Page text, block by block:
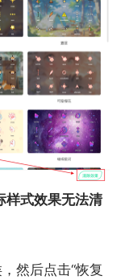
样式效果无法清
然后点击“恢复